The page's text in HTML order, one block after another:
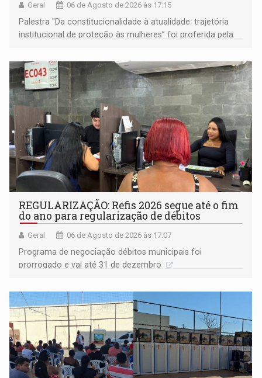
Geral 06 de Agosto de 2026 às 17:15
Palestra "Da constitucionalidade à atualidade: trajetória
institucional de proteção às mulheres” foi proferida pela
Goiás
REGULARIZAÇÃO: Refis 2026 segue até o fim
do ano para regularização de débitos
Geral 06 de Agosto de 2026 às 17:07
Programa de negociação débitos municipais foi
prorrogado e vai até 31 de dezembro